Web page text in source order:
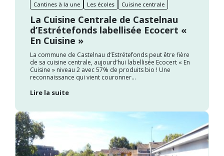
Cantines à la une Les écoles Cuisine centrale
La Cuisine Centrale de Castelnau
d’Estrétefonds labellisée Ecocert «
En Cuisine »
La commune de Castelnau d’Estrétefonds peut être fière
de sa cuisine centrale, aujourd’hui labellisée Ecocert « En
Cuisine » niveau 2 avec 57% de produits bio ! Une
reconnaissance qui vient couronner...
Lire la suite